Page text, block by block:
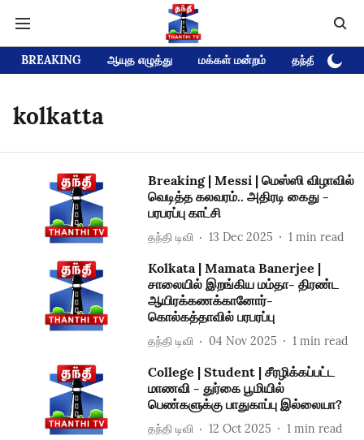
BREAKING ஆயுத எழுத்து மக்கள் மன்றம் தந்தி டிவி
kolkatta
Breaking | Messi | மெஸ்ஸி விழாவில்
வெடித்த கலவரம்.. அதிரடி கைது -
பரபரப்பு காட்சி
தந்தி டிவி 13 Dec 2025 1 min read
Kolkata | Mamata Banerjee |
சாலையில் இறங்கிய மம்தா- திரண்ட
ஆயிரக்கணக்கானோர்-
கொல்கத்தாவில் பரபரப்பு
தந்தி டிவி 04 Nov 2025 1 min read
College | Student | சீரழிக்கப்பட்ட
மாணவி - துர்கை பூமியில்
பெண்களுக்கு பாதுகாப்பு இல்லையா?
தந்தி டிவி 12 Oct 2025 1 min read